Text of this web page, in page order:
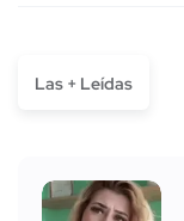
Las + Leídas